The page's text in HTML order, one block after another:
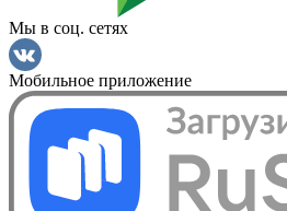
Мы в соц. сетях
Мобильное приложение